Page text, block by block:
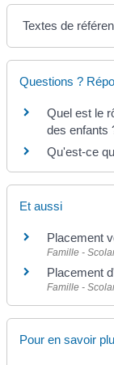
Textes de
Questions ?
Quel est le
des enfants
Qu'est-ce
Et aussi
Placement
Famille -
Placement
Famille -
Pour en savoir